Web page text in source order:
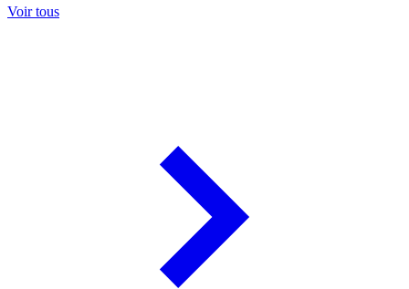
Voir tous